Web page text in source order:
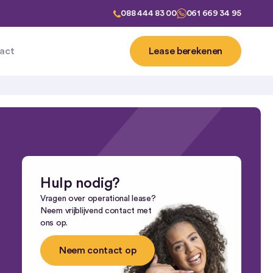
088 444 83 00 061 669 34 95
Lease berekenen
Hulp nodig?
Vragen over operational lease?
Neem vrijblijvend contact met
ons op.
Neem contact op